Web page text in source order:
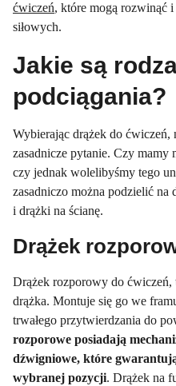
ćwiczeń, które mogą rozwinąć
siłowych.
Jakie są
podciągania?
Wybierając drążek do ćwiczeń,
zasadnicze pytanie. Czy
czy jednak wolelibyśmy tego
zasadniczo można podzielić
i drążki na ścianę.
Drążek
Drążek rozporowy do
drążka. Montuje się go we
trwałego przytwierdzania do
rozporowe posiadają
dźwigniowe, które
wybranej pozycji. Drążek na